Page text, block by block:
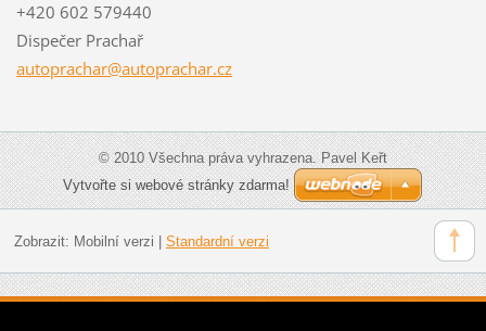
+420 602 579440
Dispečer Prachař
autoprachar@autoprachar.cz
© 2010 Všechna práva vyhrazena. Pavel Keřt
Vytvořte si webové stránky zdarma!
Zobrazit: Mobilní verzi Standardní verzi